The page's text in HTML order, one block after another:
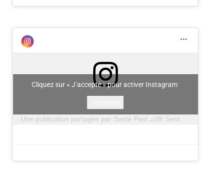
Cliquez sur « J’accepte » pour activer Instagram